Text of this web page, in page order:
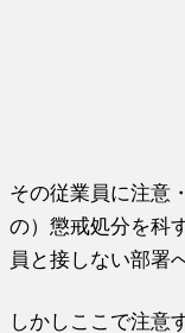
その従業員に注意
の）懲戒処分を科
員と接しない部署
しかしここで注意